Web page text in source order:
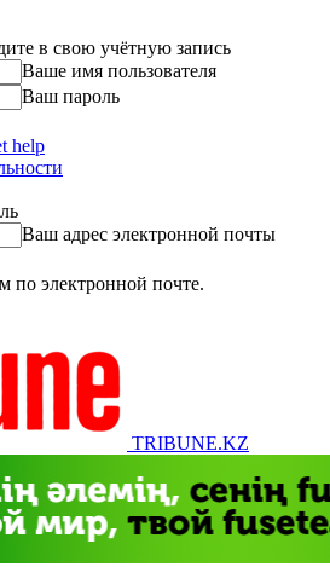
в свою учётную запись
Ваше имя пользователя
Ваш пароль
help
Ваш адрес электронной почты
по электронной почте.
TRIBUNE.KZ